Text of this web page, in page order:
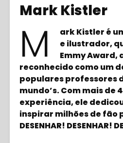
Mark Kistler
M
ark Kistler é
e ilustrador,
Emmy Award,
reconhecido como um
populares professores
mundo’s. Com mais de
experiência, ele
inspirar milhões de fão
DESENHAR! DESENHAR!